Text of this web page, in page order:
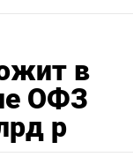
в
ОФЗ
р